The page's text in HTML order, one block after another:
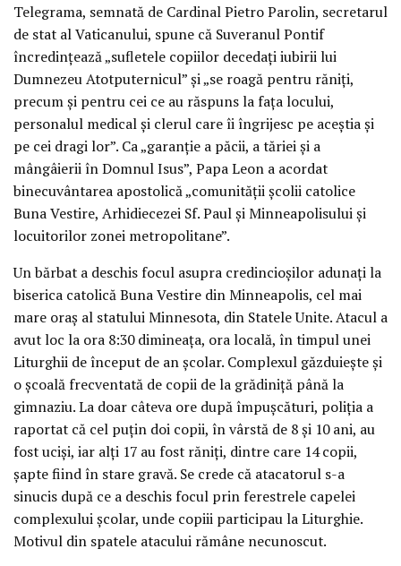
Telegrama, semnată de Cardinal Pietro Parolin, secretarul
de stat al Vaticanului, spune că Suveranul Pontif
încredințează „sufletele copiilor decedați iubirii lui
Dumnezeu Atotputernicul” și „se roagă pentru răniți,
precum și pentru cei ce au răspuns la fața locului,
personalul medical și clerul care îi îngrijesc pe aceștia și
pe cei dragi lor”. Ca „garanție a păcii, a tăriei și a
mângâierii în Domnul Isus”, Papa Leon a acordat
binecuvântarea apostolică „comunității școlii catolice
Buna Vestire, Arhidiecezei Sf. Paul și Minneapolisului și
locuitorilor zonei metropolitane”.
Un bărbat a deschis focul asupra credincioșilor adunați la
biserica catolică Buna Vestire din Minneapolis, cel mai
mare oraș al statului Minnesota, din Statele Unite. Atacul a
avut loc la ora 8:30 dimineața, ora locală, în timpul unei
Liturghii de început de an școlar. Complexul găzduiește și
o școală frecventată de copii de la grădiniță până la
gimnaziu. La doar câteva ore după împușcături, poliția a
raportat că cel puțin doi copii, în vârstă de 8 și 10 ani, au
fost uciși, iar alți 17 au fost răniți, dintre care 14 copii,
șapte fiind în stare gravă. Se crede că atacatorul s-a
sinucis după ce a deschis focul prin ferestrele capelei
complexului școlar, unde copiii participau la Liturghie.
Motivul din spatele atacului rămâne necunoscut.